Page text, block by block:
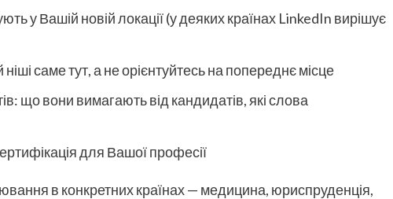
у Вашій новій локації (у деяких країнах LinkedIn вирішує
саме тут, а не орієнтуйтесь на попереднє місце
що вони вимагають від кандидатів, які слова
для Вашої професії
в конкретних країнах — медицина, юриспруденція,